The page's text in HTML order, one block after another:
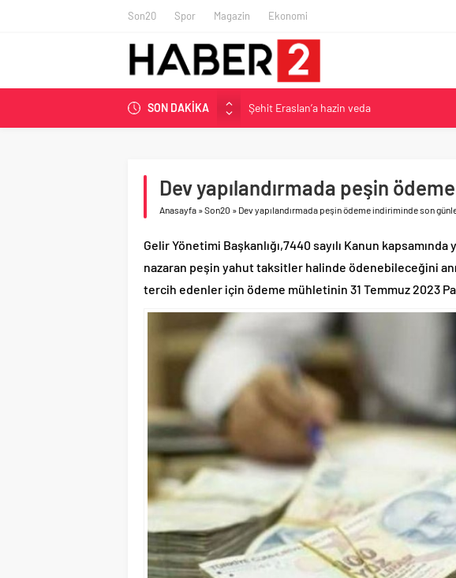
Son20 Spor Magazin Ekonomi
SON DAKİKA
Şehit Eraslan’a hazin veda
Toprak Razgatlıoğlu Çekya’da ikinci oldu
BAU Tıp’tan öğrencilerine 500 bin liralık
İzmit Belediyesi’nden Tepeköy’de asfalt
Dev yapılandırmada peşin
Anasayfa »Son20 » Dev yapılandırmada peşin ödeme indiriminde son
Gelir Yönetimi Başkanlığı,7440 sayılı Kanun
nazaran peşin yahut taksitler halinde ödenebileceğini
tercih edenler için ödeme mühletinin 31 Temmuz 2023